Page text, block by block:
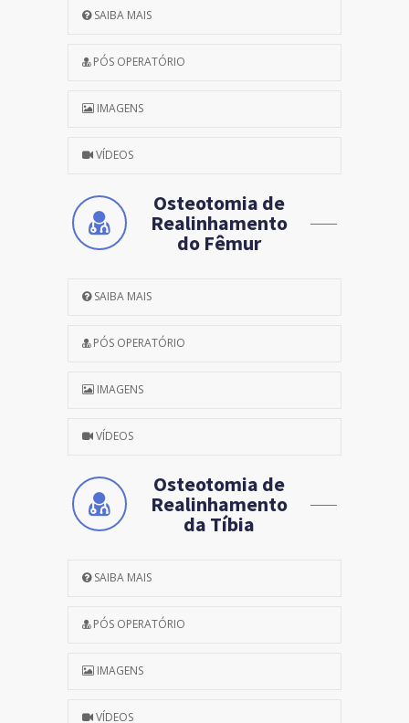
SAIBA MAIS
PÓS OPERATÓRIO
IMAGENS
VÍDEOS
Osteotomia de
Realinhamento
do Fêmur
SAIBA MAIS
PÓS OPERATÓRIO
IMAGENS
VÍDEOS
Osteotomia de
Realinhamento
da Tíbia
SAIBA MAIS
PÓS OPERATÓRIO
IMAGENS
VÍDEOS